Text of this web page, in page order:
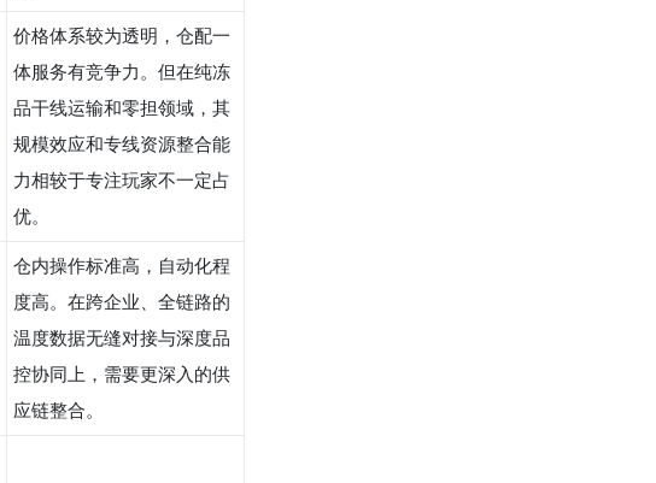
价格体系较为透明，仓配一
体服务有竞争力。但在纯冻
品干线运输和零担领域，其
规模效应和专线资源整合能
力相较于专注玩家不一定占
优。
仓内操作标准高，自动化程
度高。在跨企业、全链路的
温度数据无缝对接与深度品
控协同上，需要更深入的供
应链整合。